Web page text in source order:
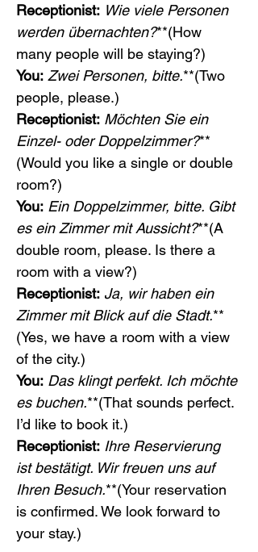
Receptionist: Wie viele Personen
werden übernachten?**(How
many people will be staying?)
You: Zwei Personen, bitte.**(Two
people, please.)
Receptionist: Möchten Sie ein
Einzel- oder Doppelzimmer?**
(Would you like a single or double
room?)
You: Ein Doppelzimmer, bitte. Gibt
es ein Zimmer mit Aussicht?**(A
double room, please. Is there a
room with a view?)
Receptionist: Ja, wir haben ein
Zimmer mit Blick auf die Stadt.**
(Yes, we have a room with a view
of the city.)
You: Das klingt perfekt. Ich möchte
es buchen.**(That sounds perfect.
I’d like to book it.)
Receptionist: Ihre Reservierung
ist bestätigt. Wir freuen uns auf
Ihren Besuch.**(Your reservation
is confirmed. We look forward to
your stay.)